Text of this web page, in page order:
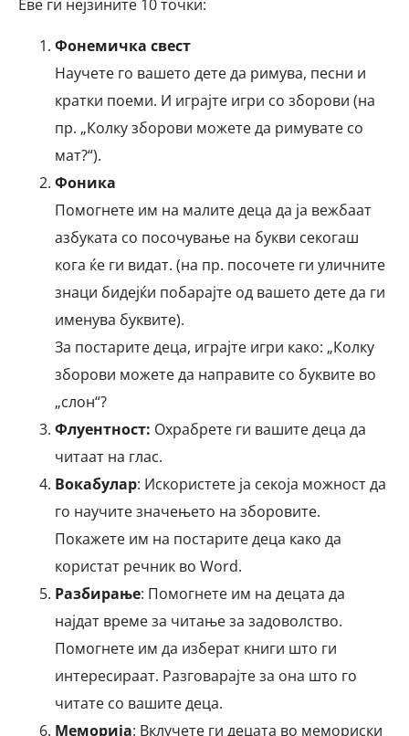
Еве ги нејзините 10 точки:
Фонемичка свест
Научете го вашето дете да римува, песни и
кратки поеми. И играјте игри со зборови (на
пр. „Колку зборови можете да римувате со
мат?“).
Фоника
Помогнете им на малите деца да ја вежбаат
азбуката со посочување на букви секогаш
кога ќе ги видат. (на пр. посочете ги уличните
знаци бидејќи побарајте од вашето дете да ги
именува буквите).
За постарите деца, играјте игри како: „Колку
зборови можете да направите со буквите во
„слон“?
Флуентност: Охрабрете ги вашите деца да
читаат на глас.
Вокабулар: Искористете ја секоја можност да
го научите значењето на зборовите.
Покажете им на постарите деца како да
користат речник во Word.
Разбирање: Помогнете им на децата да
најдат време за читање за задоволство.
Помогнете им да изберат книги што ги
интересираат. Разговарајте за она што го
читате со вашите деца.
Меморија: Вклучете ги децата во мемориски